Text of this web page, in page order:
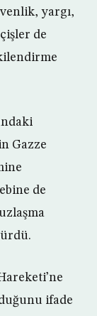
yargı,
de
Gazze
de
ifade